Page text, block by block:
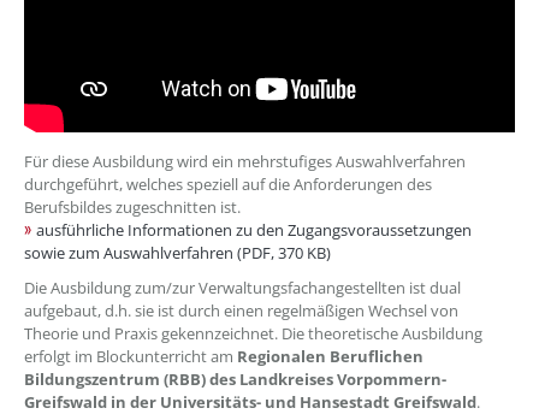
Für diese Ausbildung wird ein mehrstufiges Auswahlverfahren
durchgeführt, welches speziell auf die Anforderungen des
Berufsbildes zugeschnitten ist.
ausführliche Informationen zu den Zugangsvoraussetzungen
sowie zum Auswahlverfahren (PDF, 370 KB)
Die Ausbildung zum/zur Verwaltungsfachangestellten ist dual
aufgebaut, d.h. sie ist durch einen regelmäßigen Wechsel von
Theorie und Praxis gekennzeichnet. Die theoretische Ausbildung
erfolgt im Blockunterricht am Regionalen Beruflichen
Bildungszentrum (RBB) des Landkreises Vorpommern-
Greifswald in der Universitäts- und Hansestadt Greifswald.